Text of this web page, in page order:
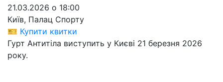
21.03.2026 о 18:00
Київ, Палац Спорту
🎫 Купити квитки
Гурт Антитіла виступить у Києві 21 березня 2026
року.